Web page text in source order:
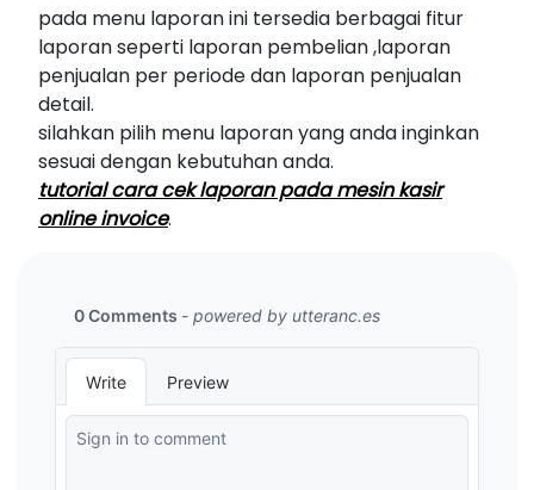
pada menu laporan ini tersedia berbagai fitur
laporan seperti laporan pembelian ,laporan
penjualan per periode dan laporan penjualan
detail.
silahkan pilih menu laporan yang anda inginkan
sesuai dengan kebutuhan anda.
tutorial cara cek laporan pada mesin kasir
online invoice.